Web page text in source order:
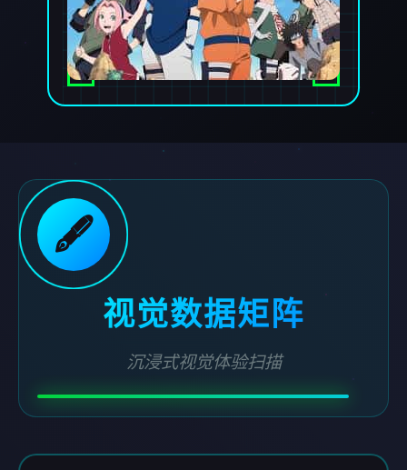
🖋️
视觉数据矩阵
沉浸式视觉体验扫描